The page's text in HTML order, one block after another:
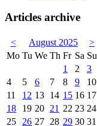
Articles archive
< August 2025
>
Mo Tu We Th Fr Sa Su
1
2
3
4
5 6 7 8 9
10
11
12 13 14 15 16 17
18
19 20 21 22 23 24
25
26 27 28 29 30 31